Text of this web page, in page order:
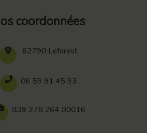
coordonnées
62790 Leforest
06 59 91 45 93
839 278 264 00016